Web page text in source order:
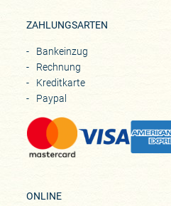
ZAHLUNGSARTEN
Bankeinzug
Rechnung
Kreditkarte
Paypal
ONLINE